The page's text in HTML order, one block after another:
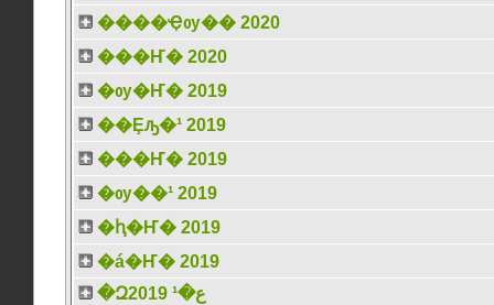
����Ҿѹ�� 2020
���Ҥ� 2020
�ѹ�Ҥ� 2019
��Ȩԡ�¹ 2019
���Ҥ� 2019
�ѹ��¹ 2019
�ԧ�Ҥ� 2019
�á�Ҥ� 2019
�Զع�¹ 2019